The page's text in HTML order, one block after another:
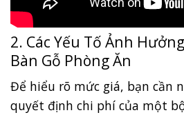
2. Các Yếu Tố Ảnh
Bàn Gỗ Phòng Ăn
Để hiểu rõ mức giá, bạn cần
quyết định chi phí của một